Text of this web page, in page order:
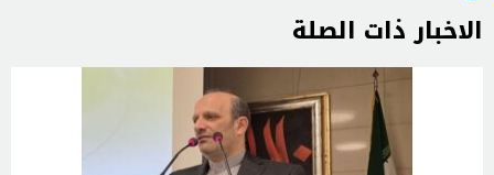
الاخبار ذات الصلة